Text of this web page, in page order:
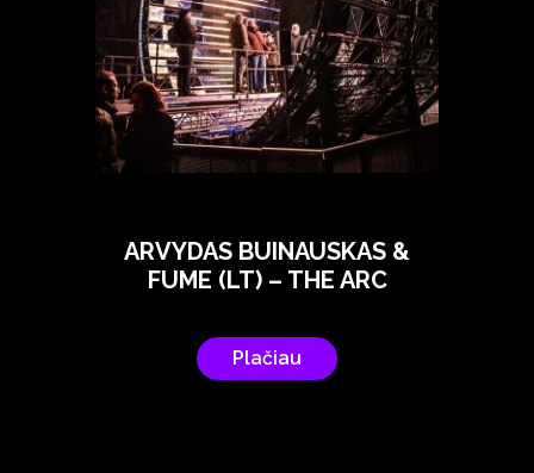
ARVYDAS BUINAUSKAS &
FUME (LT) – THE ARC
Plačiau